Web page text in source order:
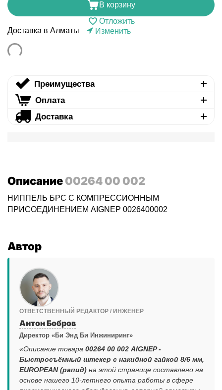
В корзину
Отложить
Доставка в Алматы
Изменить
Преимущества
Оплата
Доставка
Описание00264 00 002
НИППЕЛЬ БРС С КОМПРЕССИОННЫМ
ПРИСОЕДИНЕНИЕМ AIGNEP 0026400002
Автор
ОТВЕТСТВЕННЫЙ РЕДАКТОР / ИНЖЕНЕР
Антон Бобров
Директор «Би Энд Би Инжиниринг»
«Описание товара 00264 00 002 AIGNEP -
Быстросъёмный штекер с накидной гайкой 8/6 мм,
EUROPEAN (рапид) на этой странице составлено на
основе нашего 10-летнего опыта работы в сфере